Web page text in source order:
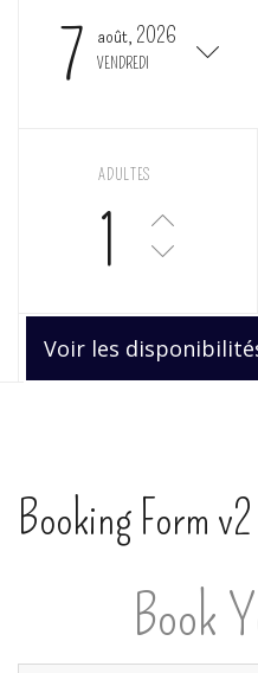
7 août, 2026
VENDREDI
ADULTES
1
Voir les
Booking Form v2
Book